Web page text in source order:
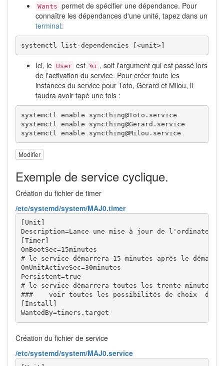
Wants permet de spécifier une dépendance. Pour
connaître les dépendances d'une unité, tapez dans un
terminal:
systemctl list-dependencies [<unit>]
Ici, le User est %i , soit l'argument qui est passé lors
de l'activation du service. Pour créer toute les
instances du service pour Toto, Gerard et Milou, il
faudra avoir tapé une fois :
systemctl enable syncthing@Toto.service
systemctl enable syncthing@Gerard.service
systemctl enable syncthing@Milou.service
Modifier
Exemple de service cyclique.
Création du fichier de timer
/etc/systemd/system/MAJ0.timer
[Unit]
Description=Lance une mise à jour de
[Timer]
OnBootSec=15minutes
# le service démarrera 15 minutes après le
OnUnitActiveSec=30minutes
Persistent=true
# le service démarrera toutes les trente minutes
###    voir toutes les possibilités de choix  dans
[Install]
WantedBy=timers.target
Création du fichier de service
/etc/systemd/system/MAJ0.service